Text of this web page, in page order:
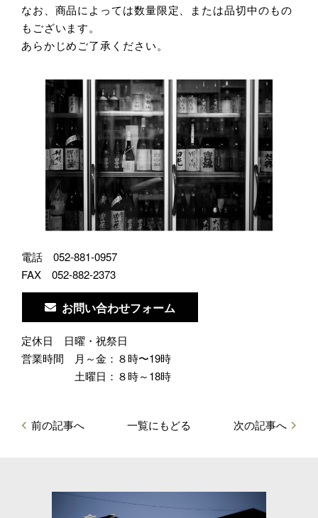
なお、商品によっては数量限定、または品切中のもの
もございます。
あらかじめご了承ください。
電話
052-881-0957
FAX
052-882-2373
お問い合わせフォーム
定休日
日曜・祝祭日
営業時間
月～金：８時〜19時
土曜日：８時～18時
前の記事へ 一覧にもどる 次の記事へ